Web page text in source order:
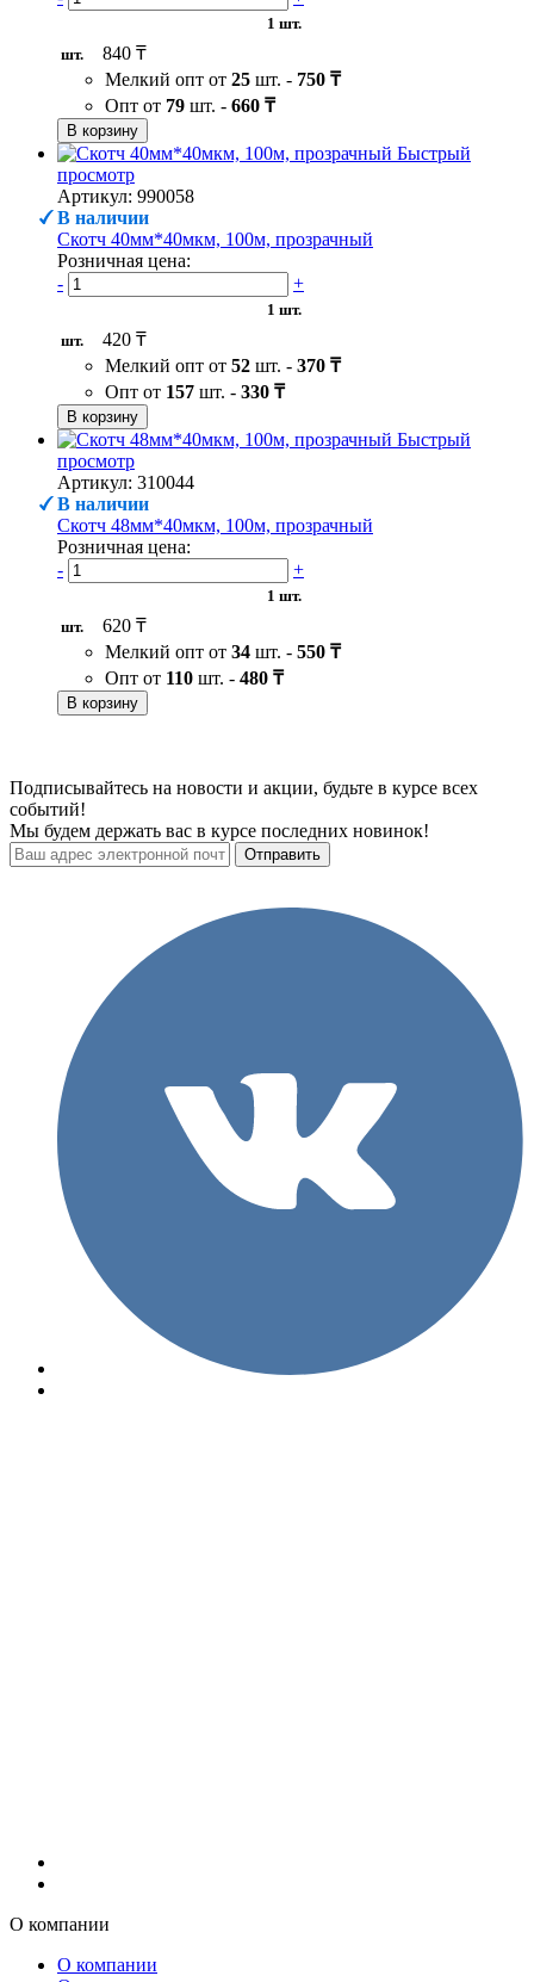
1 шт.
шт.
840 ₸
Мелкий опт от 25 шт. - 750 ₸
Опт от 79 шт. - 660 ₸
В корзину
Быстрый
просмотр
Артикул: 990058
В наличии
Скотч 40мм*40мкм, 100м, прозрачный
Розничная цена:
-
+
1 шт.
шт.
420 ₸
Мелкий опт от 52 шт. - 370 ₸
Опт от 157 шт. - 330 ₸
В корзину
Быстрый
просмотр
Артикул: 310044
В наличии
Скотч 48мм*40мкм, 100м, прозрачный
Розничная цена:
-
+
1 шт.
шт.
620 ₸
Мелкий опт от 34 шт. - 550 ₸
Опт от 110 шт. - 480 ₸
В корзину
Подписывайтесь на новости и акции, будьте в курсе всех
событий!
Мы будем держать вас в курсе последних новинок!
О компании
О компании